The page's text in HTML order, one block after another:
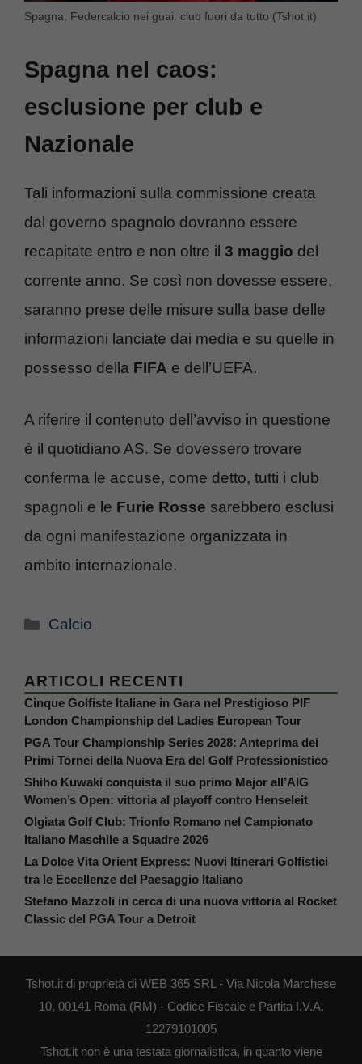
Spagna, Federcalcio nei guai: club fuori da tutto (Tshot.it)
Spagna nel caos:
esclusione per club e
Nazionale
Tali informazioni sulla commissione creata
dal governo spagnolo dovranno essere
recapitate entro e non oltre il 3 maggio del
corrente anno. Se così non dovesse essere,
saranno prese delle misure sulla base delle
informazioni lanciate dai media e su quelle in
possesso della FIFA e dell’UEFA.
A riferire il contenuto dell’avviso in questione
è il quotidiano AS. Se dovessero trovare
conferma le accuse, come detto, tutti i club
spagnoli e le Furie Rosse sarebbero esclusi
da ogni manifestazione organizzata in
ambito internazionale.
Categorie
Calcio
ARTICOLI RECENTI
Cinque Golfiste Italiane in Gara nel Prestigioso PIF
London Championship del Ladies European Tour
PGA Tour Championship Series 2028: Anteprima dei
Primi Tornei della Nuova Era del Golf Professionistico
Shiho Kuwaki conquista il suo primo Major all’AIG
Women’s Open: vittoria al playoff contro Henseleit
Olgiata Golf Club: Trionfo Romano nel Campionato
Italiano Maschile a Squadre 2026
La Dolce Vita Orient Express: Nuovi Itinerari Golfistici
tra le Eccellenze del Paesaggio Italiano
Stefano Mazzoli in cerca di una nuova vittoria al Rocket
Classic del PGA Tour a Detroit
Tshot.it di proprietà di WEB 365 SRL - Via Nicola Marchese
10, 00141 Roma (RM) - Codice Fiscale e Partita I.V.A.
12279101005
Tshot.it non è una testata giornalistica, in quanto viene